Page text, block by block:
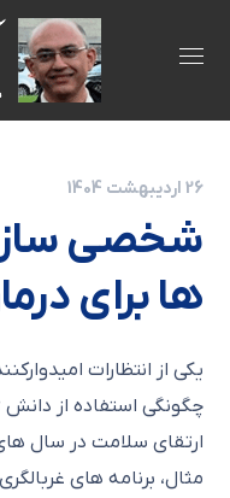
26 اردیبهشت 1404
شخصی
ها برای
یکی از انتظارات
چگونگی استفاده از دانش
ارتقای سلامت در سال
مثال، برنامه های